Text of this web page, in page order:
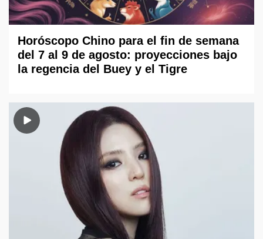
Horóscopo Chino para el fin de semana
del 7 al 9 de agosto: proyecciones bajo
la regencia del Buey y el Tigre